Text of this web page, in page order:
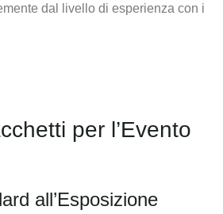
dal livello di esperienza con i
per l’Evento
all’Esposizione